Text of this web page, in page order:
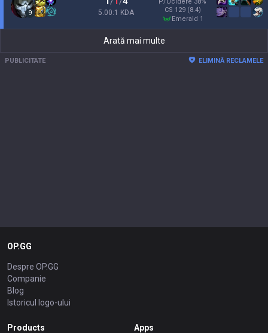
9 5.00:1 KDA
CS 129 (8.4)
emerald 1
Arată mai multe
PUBLICITATE ELIMINĂ RECLAMELE
OP.GG
Despre OP.GG
Companie
Blog
Istoricul logo-ului
Products Apps